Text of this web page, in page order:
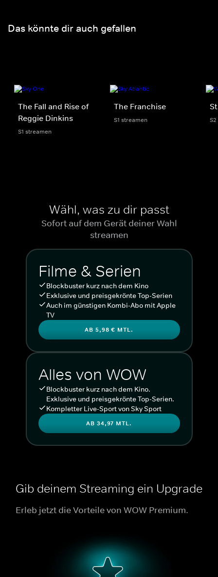
Das könnte dir auch gefallen
The Fall and Rise of
Reggie Dinkins
S1 streamen
The Franchise
S1 streamen
Wähl, was zu dir passt
Sofort auf dem Gerät deiner Wahl
streamen
Filme & Serien
Blockbuster kurz nach dem Kino
Exklusive und preisgekrönte Top-Serien
Auch im günstigen Kombi-Abo mit Apple
TV
AB 5,98 € MTL.
Alles von WOW
Blockbuster kurz nach dem Kino.
Exklusive und preisgekrönte Top-Serien.
Kompletter Live-Sport von Sky Sport
AB 34,97 MTL.
Gib deinem Streaming ein Upgrade
Erleb jetzt die Vorteile von WOW Premium.